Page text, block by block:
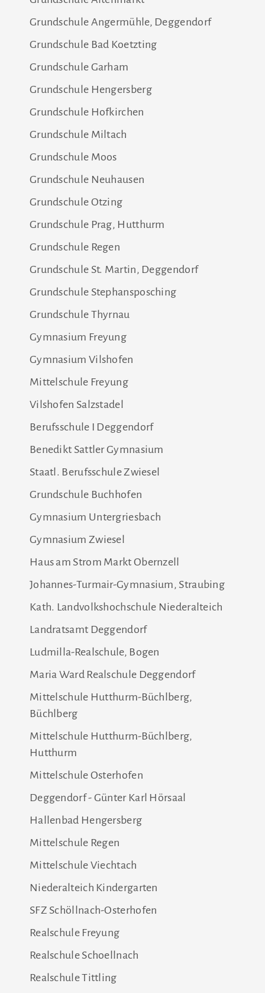
Grundschule Angermühle, Deggendorf
Grundschule Bad Koetzting
Grundschule Garham
Grundschule Hengersberg
Grundschule Hofkirchen
Grundschule Miltach
Grundschule Moos
Grundschule Neuhausen
Grundschule Otzing
Grundschule Prag, Hutthurm
Grundschule Regen
Grundschule St. Martin, Deggendorf
Grundschule Stephansposching
Grundschule Thyrnau
Gymnasium Freyung
Gymnasium Vilshofen
Mittelschule Freyung
Vilshofen Salzstadel
Berufsschule I Deggendorf
Benedikt Sattler Gymnasium
Staatl. Berufsschule Zwiesel
Grundschule Buchhofen
Gymnasium Untergriesbach
Gymnasium Zwiesel
Haus am Strom Markt Obernzell
Johannes-Turmair-Gymnasium, Straubing
Kath. Landvolkshochschule Niederalteich
Landratsamt Deggendorf
Ludmilla-Realschule, Bogen
Maria Ward Realschule Deggendorf
Mittelschule Hutthurm-Büchlberg,
Büchlberg
Mittelschule Hutthurm-Büchlberg,
Hutthurm
Mittelschule Osterhofen
Deggendorf - Günter Karl Hörsaal
Hallenbad Hengersberg
Mittelschule Regen
Mittelschule Viechtach
Niederalteich Kindergarten
SFZ Schöllnach-Osterhofen
Realschule Freyung
Realschule Schoellnach
Realschule Tittling